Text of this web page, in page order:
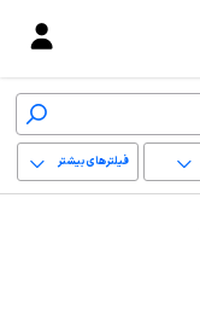
فیلترهای بیشتر